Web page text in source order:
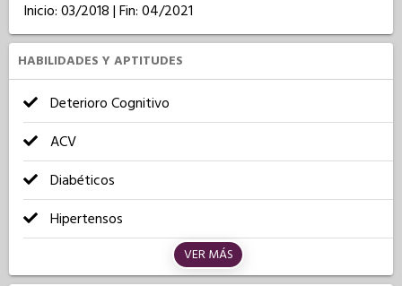
Inicio: 03/2018 | Fin: 04/2021
HABILIDADES Y APTITUDES
Deterioro Cognitivo
ACV
Diabéticos
Hipertensos
VER MÁS